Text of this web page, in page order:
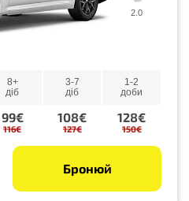
2.0
8+
діб
3-7
діб
1-2
доби
99€
116€
108€
127€
128€
150€
Бронюй